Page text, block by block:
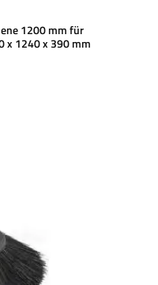
1200 mm für
x 1240 x 390 mm